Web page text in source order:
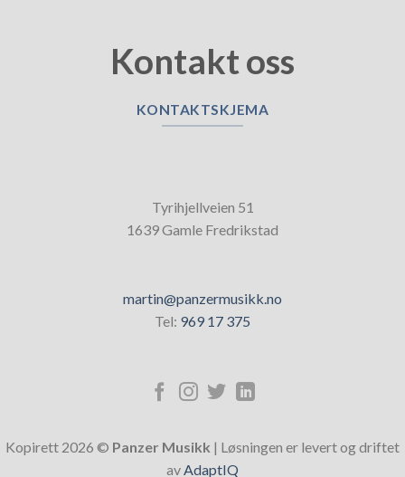
Kontakt oss
KONTAKTSKJEMA
Tyrihjellveien 51
1639 Gamle Fredrikstad
martin@panzermusikk.no
Tel: 969 17 375
Kopirett 2026 © Panzer Musikk | Løsningen er levert og driftet
av AdaptIQ